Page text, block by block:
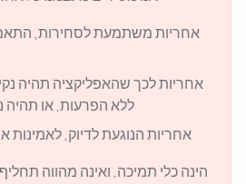
אחריות משתמעת לסחירות,
אחריות לכך שהאפליקציה תהיה
ללא הפרעות, או תהיה
אחריות הנוגעת לדיוק, לאמינות